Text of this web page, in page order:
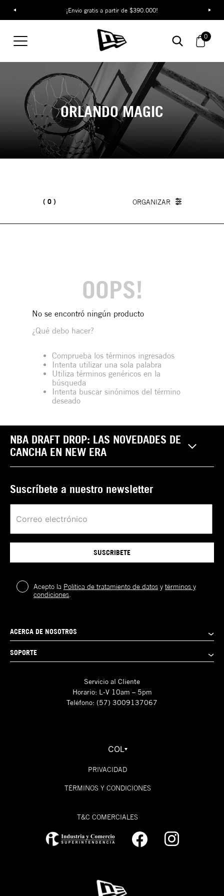
¡Envío gratis a partir de $390.000!
0
ORLANDO MAGIC
0
OOPS!
No se encontró ningún producto
¿Qué debo hacer?
Comprueba los términos ingresados
Intenta utilizar una sola palabra
Utiliza términos genéricos en la
búsqueda
Intenta buscar sinónimos del término
deseado
NBA DRAFT DROP: LAS NOVEDADES DE
CANCHA EN NEW ERA
Suscríbete a nuestro newsletter
SUSCRIBETE
Acepto la Política de tratamiento de datos ytérminos y
condiciones
ACERCA DE NOSOTROS
SOPORTE
Servicio al Cliente
Horario: L-V 10am – 5pm
Teléfono: (57) 3009137067
COL
PRIVACIDAD
TÉRMINOS Y CONDICIONES
T&C COMERCIALES